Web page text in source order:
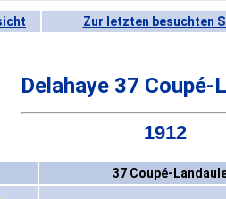
Zur letzten besuchten
Delahaye 37 Coupé-
1912
37 Coupé-